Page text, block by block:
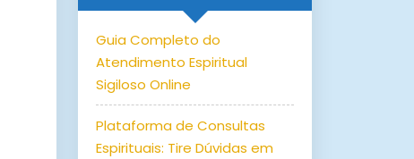
Guia Completo do
Atendimento Espiritual
Sigiloso Online
Plataforma de Consultas
Espirituais: Tire Dúvidas em